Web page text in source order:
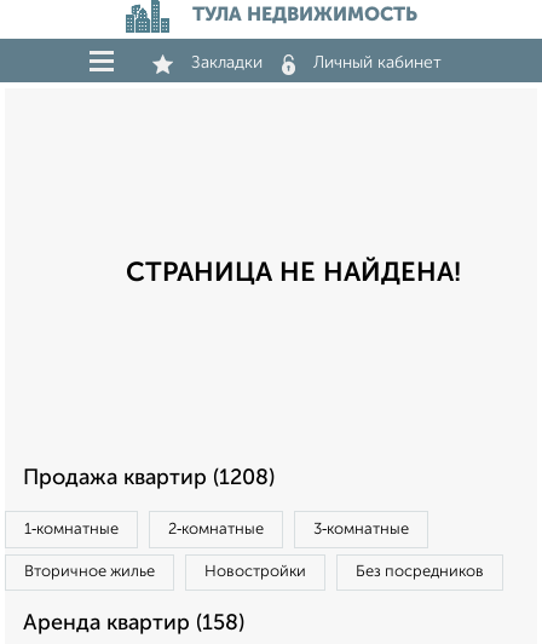
ТУЛА НЕДВИЖИМОСТЬ
Закладки Личный кабинет
СТРАНИЦА НЕ НАЙДЕНА!
Продажа квартир (1208)
1‑комнатные 2‑комнатные 3‑комнатные
Вторичное жилье Новостройки Без посредников
Аренда квартир (158)